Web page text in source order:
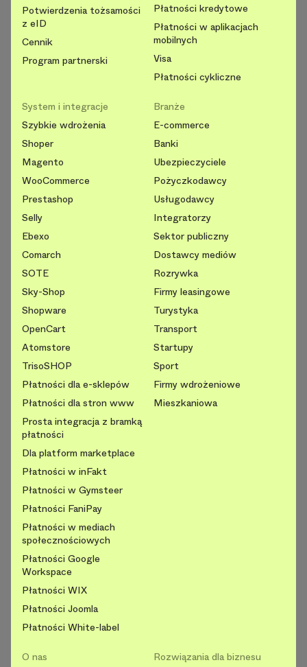
Potwierdzenia tożsamości
z eID
Cennik
Program partnerski
Płatności kredytowe
Płatności w aplikacjach
mobilnych
Visa
Płatności cykliczne
System i integracje
Szybkie wdrożenia
Shoper
Magento
WooCommerce
Prestashop
Selly
Ebexo
Comarch
SOTE
Sky-Shop
Shopware
OpenCart
Atomstore
TrisoSHOP
Płatności dla e-sklepów
Płatności dla stron www
Prosta integracja z bramką
płatności
Dla platform marketplace
Płatności w inFakt
Płatności w Gymsteer
Płatności FaniPay
Płatności w mediach
społecznościowych
Płatności Google
Workspace
Płatności WIX
Płatności Joomla
Płatności White-label
Branże
E-commerce
Banki
Ubezpieczyciele
Pożyczkodawcy
Usługodawcy
Integratorzy
Sektor publiczny
Dostawcy mediów
Rozrywka
Firmy leasingowe
Turystyka
Transport
Startupy
Sport
Firmy wdrożeniowe
Mieszkaniowa
O nas
Rozwiązania dla biznesu